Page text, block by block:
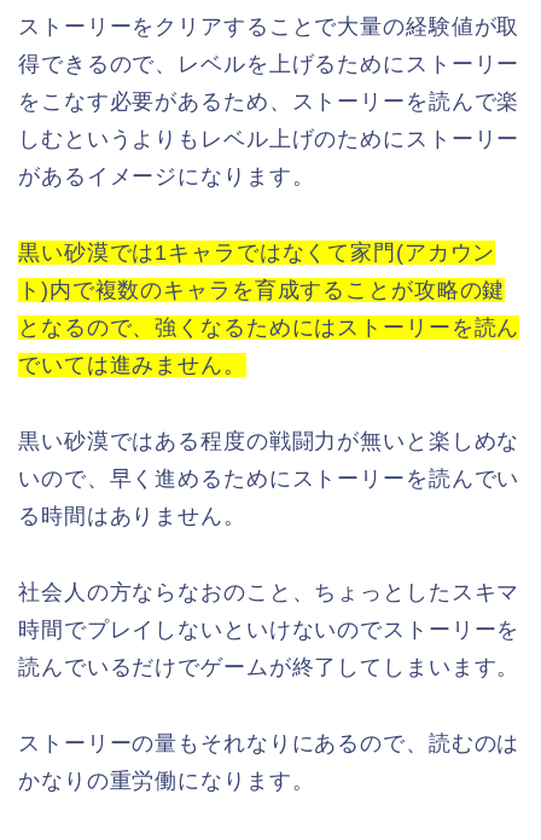
ストーリーをクリアすることで大量の経験値が取
得できるので、レベルを上げるためにストーリー
をこなす必要があるため、ストーリーを読んで楽
しむというよりもレベル上げのためにストーリー
があるイメージになります。
黒い砂漠では1キャラではなくて家門(アカウン
ト)内で複数のキャラを育成することが攻略の鍵
となるので、強くなるためにはストーリーを読ん
でいては進みません。
黒い砂漠ではある程度の戦闘力が無いと楽しめな
いので、早く進めるためにストーリーを読んでい
る時間はありません。
社会人の方ならなおのこと、ちょっとしたスキマ
時間でプレイしないといけないのでストーリーを
読んでいるだけでゲームが終了してしまいます。
ストーリーの量もそれなりにあるので、読むのは
かなりの重労働になります。